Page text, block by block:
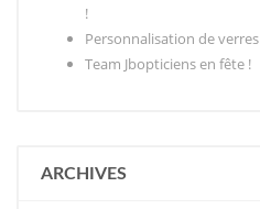
!
Personnalisation de verres
Team Jbopticiens en fête !
ARCHIVES